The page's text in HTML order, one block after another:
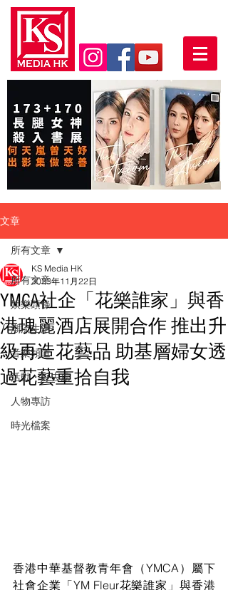
文章
所有文章
娛樂頭條
潮流生活
音樂頻道
活動・好去處
人物專訪
時光檔案
所有文章
YMCA社企「花樂誰家」與香
港瑰麗酒店展開合作 推出升
級再造花藝品 助基層婦女透
過花藝重拾自我
KS Media HK
2023年11月22日
香港中華基督教青年會（YMCA）屬下
社會企業「YM Fleur花樂誰家」與香港